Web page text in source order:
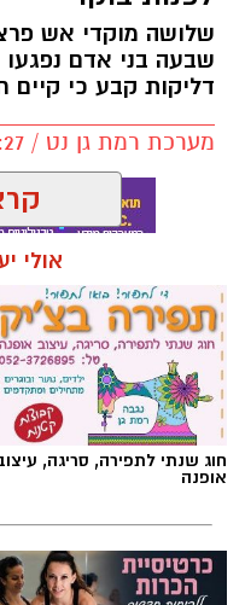
שלושה מוקדי אש
שבעה בני אדם
דליקות קבע כי
מערכת רמת גן נט / 10:27 07.08.26
שריפה רמת גן
אולי
חוג שנתי לתפירה, סריגה,
אופנה